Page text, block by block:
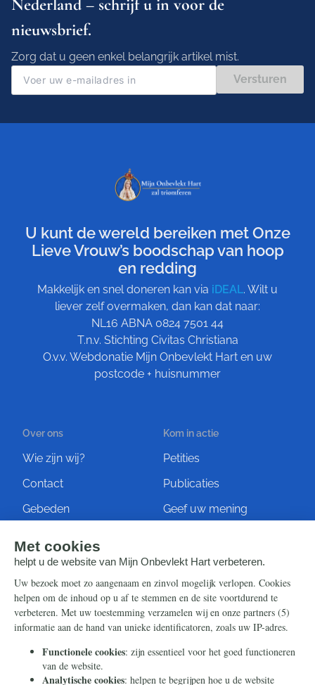
Nederland – schrijf u in voor de
nieuwsbrief.
Zorg dat u geen enkel belangrijk artikel mist.
Versturen
U kunt de wereld bereiken met Onze
Lieve Vrouw’s boodschap van hoop
en redding
Makkelijk en snel doneren kan via iDEAL. Wilt u
liever zelf overmaken, dan kan dat naar:
NL16 ABNA 0824 7501 44
T.n.v. Stichting Civitas Christiana
O.v.v. Webdonatie Mijn Onbevlekt Hart en uw
postcode + huisnummer
Over ons
Wie zijn wij?
Contact
Gebeden
Kom in actie
Petities
Publicaties
Geef uw mening
Steun ons
Nieuwsbrief
Eenmalig
Maandelijks
Periodiek
Info
Contact
Ontvang onze Telegram-
berichten